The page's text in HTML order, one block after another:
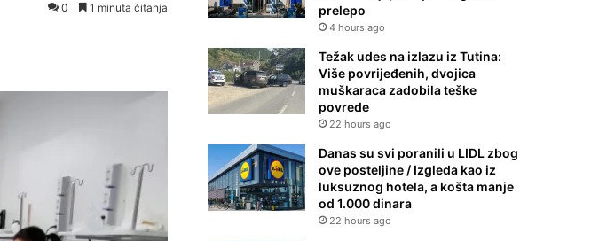
0 1 minuta čitanja
prelepo
4 hours ago
Težak udes na izlazu iz Tutina:
Više povrijeđenih, dvojica
muškaraca zadobila teške
povrede
22 hours ago
Danas su svi poranili u LIDL zbog
ove posteljine / Izgleda kao iz
luksuznog hotela, a košta manje
od 1.000 dinara
22 hours ago